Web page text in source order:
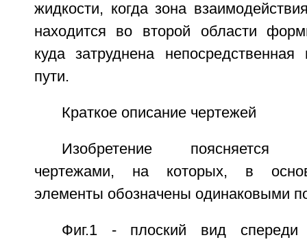
жидкости, когда зона
находится во второй области
куда затруднена
пути.
Краткое описание чертежей
Изобретение поясняется
чертежами, на которых, в
элементы обозначены одинаковыми
Фиг.1 - плоский вид спереди